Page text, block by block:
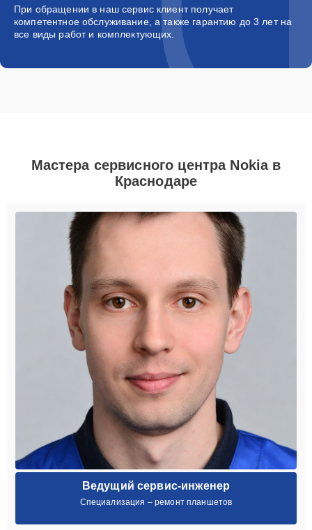
При обращении в наш сервис клиент получает
компетентное обслуживание, а также гарантию до 3 лет на
все виды работ и комплектующих.
Мастера сервисного центра Nokia в
Краснодаре
Ведущий сервис-инженер
Специализация – ремонт планшетов